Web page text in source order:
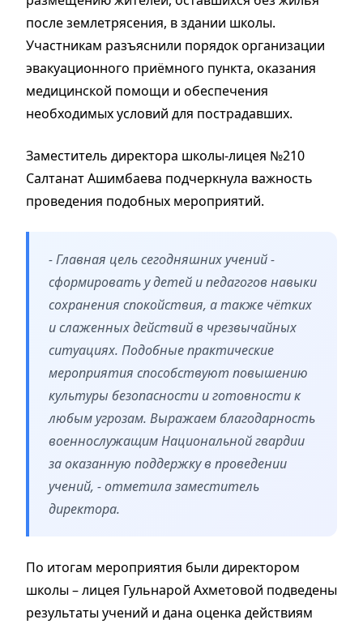
после землетрясения, в здании школы.
Участникам разъяснили порядок организации
эвакуационного приёмного пункта, оказания
медицинской помощи и обеспечения
необходимых условий для пострадавших.
Заместитель директора школы-лицея №210
Салтанат Ашимбаева подчеркнула важность
проведения подобных мероприятий.
- Главная цель сегодняшних учений -
сформировать у детей и педагогов навыки
сохранения спокойствия, а также чётких
и слаженных действий в чрезвычайных
ситуациях. Подобные практические
мероприятия способствуют повышению
культуры безопасности и готовности к
любым угрозам. Выражаем благодарность
военнослужащим Национальной гвардии
за оказанную поддержку в проведении
учений, - отметила заместитель
директора.
По итогам мероприятия были директором
школы – лицея Гульнарой Ахметовой подведены
результаты учений и дана оценка действиям